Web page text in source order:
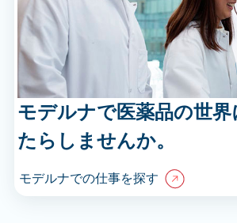
モデルナで医薬品の世界
たらしませんか。
モデルナでの仕事を探す